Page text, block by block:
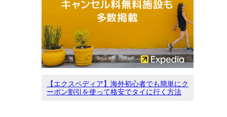
【エクスペディア】海外初心者でも簡単にク
ーポン割引を使って格安でタイに行く方法